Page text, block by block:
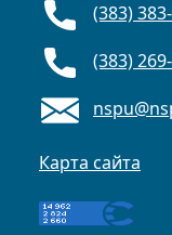
(383)
(383)
Карта сайта